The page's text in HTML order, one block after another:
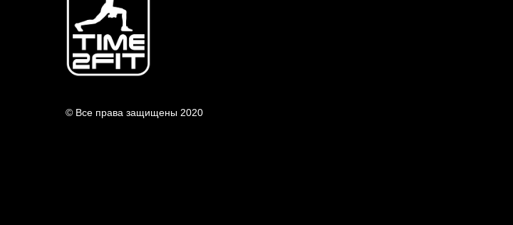
© Все права защищены 2020